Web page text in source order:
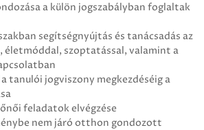
a külön jogszabályban foglaltak
segítségnyújtás és tanácsadás az
életmóddal, szoptatással, valamint a
tanulói jogviszony megkezdéséig a
feladatok elvégzése
nem járó otthon gondozott